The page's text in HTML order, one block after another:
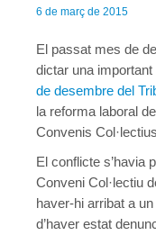
6 de març de 2015
El passat mes de
dictar una
de desembre del
la reforma laboral
Convenis
El conflicte s’havia
Conveni Col·lectiu
haver-hi arribat a
d’haver estat